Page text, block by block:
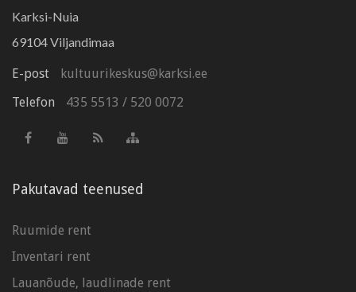
Karksi-Nuia
69104 Viljandimaa
E-post
kultuurikeskus@karksi.ee
Telefon
435 5513 / 520 0072
Pakutavad teenused
Ruumide rent
Inventari rent
Lauanõude, laudlinade rent